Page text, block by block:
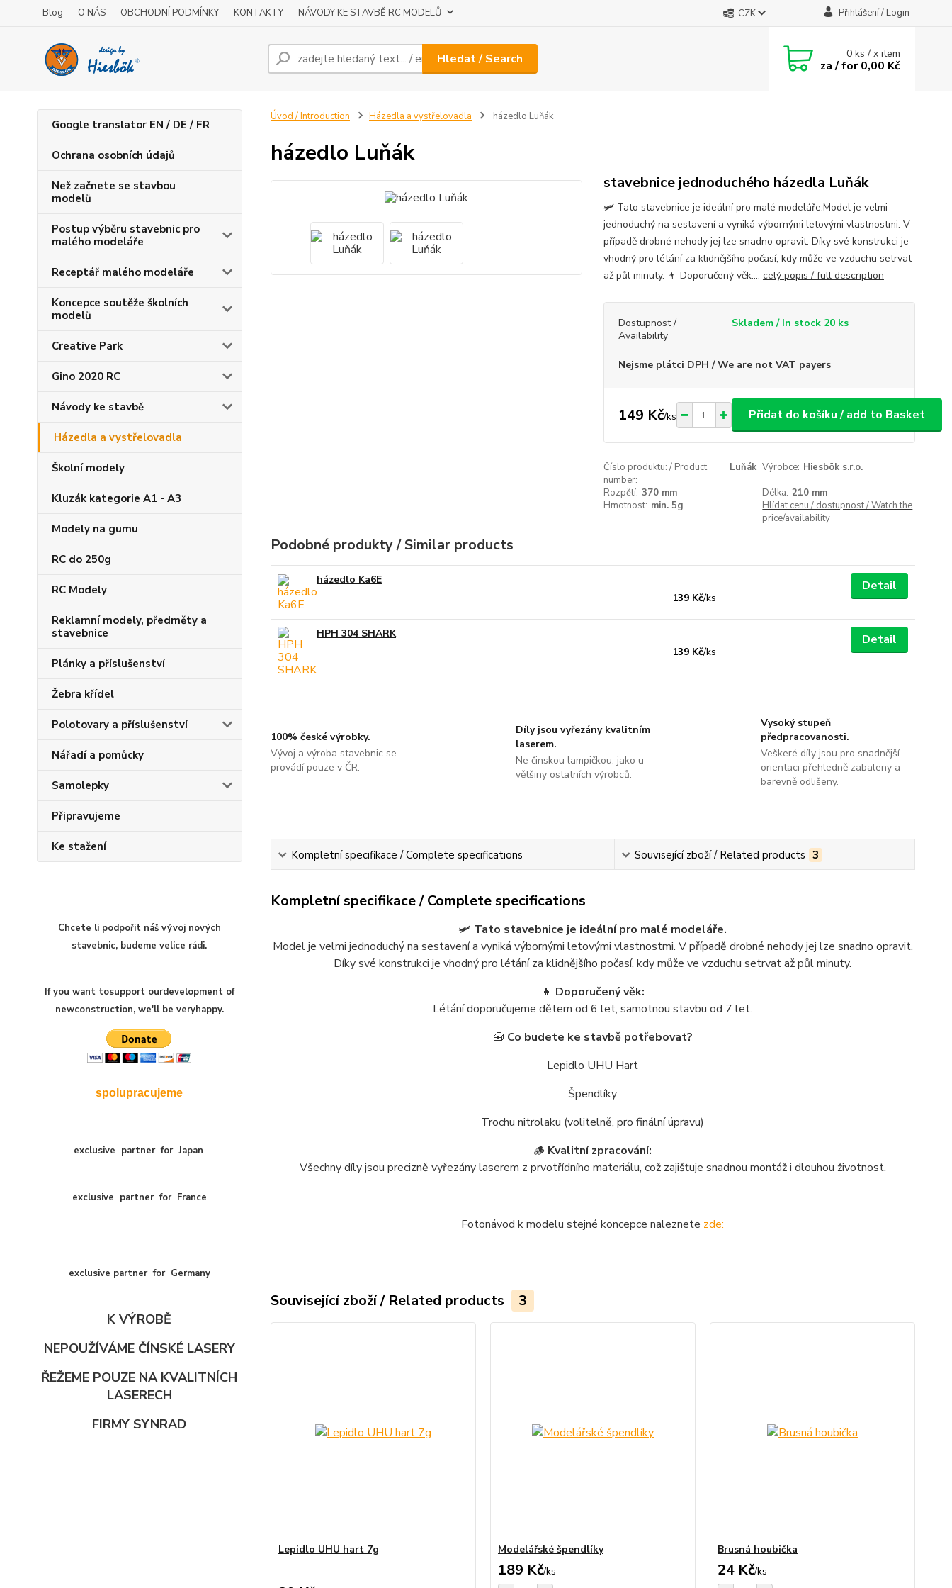
Blog O NÁS OBCHODNÍ PODMÍNKY KONTAKTY NÁVODY KE STAVBĚ RC MODELŮ CZK Přihlášení / Login
Hledat / Search 0ks / x item
za / for0,00 Kč
Google translator EN / DE / FR
Ochrana osobních údajů
Než začnete se stavbou
modelů
Postup výběru stavebnic pro
malého modeláře
Receptář malého modeláře
Koncepce soutěže školních
modelů
Creative Park
Gino 2020 RC
Návody ke stavbě
Házedla a vystřelovadla
Školní modely
Kluzák kategorie A1 - A3
Modely na gumu
RC do 250g
RC Modely
Reklamní modely, předměty a
stavebnice
Plánky a příslušenství
Žebra křídel
Polotovary a příslušenství
Nářadí a pomůcky
Samolepky
Připravujeme
Ke stažení
Chcete li podpořit náš vývoj nových
stavebnic, budeme velice rádi.
If you want tosupport ourdevelopment of
newconstruction, we'll be veryhappy.
spolupracujeme
exclusive partner for Japan
exclusive partner for France
exclusive partner for Germany
K VÝROBĚ
NEPOUŽÍVÁME ČÍNSKÉ LASERY
ŘEŽEME POUZE NA KVALITNÍCH
LASERECH
FIRMY SYNRAD
Úvod / Introduction Házedla a vystřelovadla házedlo Luňák
házedlo Luňák
stavebnice jednoduchého házedla Luňák
🛩️ Tato stavebnice je ideální pro malé modeláře.Model je velmi
jednoduchý na sestavení a vyniká výbornými letovými vlastnostmi. V
případě drobné nehody jej lze snadno opravit. Díky své konstrukci je
vhodný pro létání za klidnějšího počasí, kdy může ve vzduchu setrvat
až půl minuty. 👦 Doporučený věk:... celý popis / full description
Dostupnost /
Availability
Skladem / In stock 20 ks
Nejsme plátci DPH / We are not VAT payers
149 Kč/ks Přidat do košíku / add to Basket
Číslo produktu: / Product
number:
Luňák Výrobce: Hiesbök s.r.o.
Rozpětí: 370 mm Délka: 210 mm
Hmotnost: min. 5g
Hlídat cenu / dostupnost / Watch the
price/availability
Podobné produkty / Similar products
házedlo Ka6E
139 Kč/ks
Detail
HPH 304 SHARK
139 Kč/ks
Detail
100% české výrobky.
Vývoj a výroba stavebnic se
provádí pouze v ČR.
Díly jsou vyřezány kvalitním
laserem.
Ne činskou lampičkou, jako u
většiny ostatních výrobců.
Vysoký stupeň
předpracovanosti.
Veškeré díly jsou pro snadnější
orientaci přehledně zabaleny a
barevně odlišeny.
Kompletní specifikace / Complete specifications Související zboží / Related products 3
Kompletní specifikace / Complete specifications
🛩️ Tato stavebnice je ideální pro malé modeláře.
Model je velmi jednoduchý na sestavení a vyniká výbornými letovými vlastnostmi. V případě drobné nehody jej lze snadno opravit.
Díky své konstrukci je vhodný pro létání za klidnějšího počasí, kdy může ve vzduchu setrvat až půl minuty.
👦 Doporučený věk:
Létání doporučujeme dětem od 6 let, samotnou stavbu od 7 let.
🧰 Co budete ke stavbě potřebovat?
Lepidlo UHU Hart
Špendlíky
Trochu nitrolaku (volitelně, pro finální úpravu)
🪵 Kvalitní zpracování:
Všechny díly jsou precizně vyřezány laserem z prvotřídního materiálu, což zajišťuje snadnou montáž i dlouhou životnost.
Fotonávod k modelu stejné koncepce naleznete zde:
Související zboží / Related products 3
Lepidlo UHU hart 7g Modelářské špendlíky
189 Kč/ks
Brusná houbička
24 Kč/ks